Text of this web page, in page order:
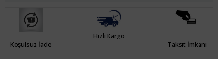
Koşulsuz İade
Hızlı Kargo
Taksit İmkanı